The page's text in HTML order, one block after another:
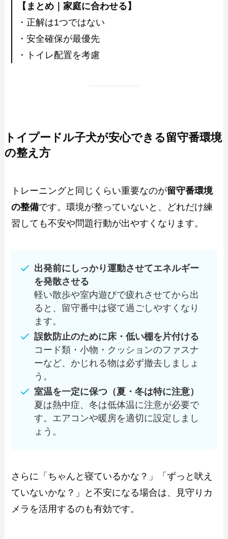
【まとめ｜家庭に合わせる】
・正解は1つではない
・安全確保が最優先
・トイレ配置を考慮
トイプードル子犬が安心できる留守番環境
の整え方
トレーニングと同じくらい重要なのが留守番環境
の整備です。環境が整っていないと、どれだけ練
習しても不安や問題行動が出やすくなります。
出発前にしっかり運動させてエネルギー
を発散させる
軽い散歩や室内遊びで疲れさせてから出
ると、留守番中は寝て過ごしやすくなり
ます。
誤飲防止のために床・低い棚を片付ける
コード類・小物・クッションのファスナ
ーなど、かじれる物は必ず撤去しましょ
う。
室温を一定に保つ（夏・冬は特に注意）
夏は熱中症、冬は低体温に注意が必要で
す。エアコンや暖房を適切に設定しまし
ょう。
さらに「ちゃんと寝ているかな？」「ずっと吠え
ていないかな？」と不安になる場合は、見守りカ
メラを活用するのも有効です。